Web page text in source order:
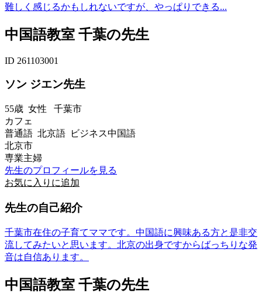
難しく感じるかもしれないですが、やっぱりできる...
中国語教室 千葉の先生
ID 261103001
ソン ジエン先生
55歳 女性 千葉市
カフェ
普通語 北京語 ビジネス中国語
北京市
専業主婦
先生のプロフィールを見る
お気に入りに追加
先生の自己紹介
千葉市在住の子育てママです。中国語に興味ある方と是非交
流してみたいと思います。北京の出身ですからばっちりな発
音は自信あります。
中国語教室 千葉の先生